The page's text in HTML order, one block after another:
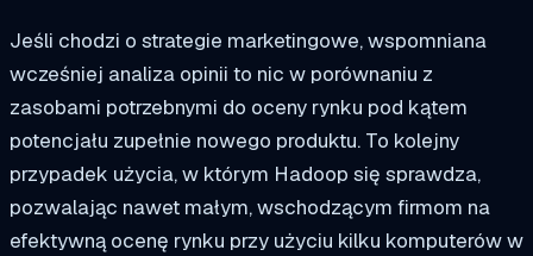
Jeśli chodzi o strategie marketingowe, wspomniana
wcześniej analiza opinii to nic w porównaniu z
zasobami potrzebnymi do oceny rynku pod kątem
potencjału zupełnie nowego produktu. To kolejny
przypadek użycia, w którym Hadoop się sprawdza,
pozwalając nawet małym, wschodzącym firmom na
efektywną ocenę rynku przy użyciu kilku komputerów w